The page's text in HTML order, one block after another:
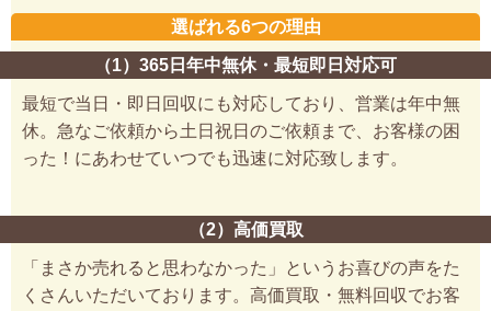
選ばれる6つの理由
（1）365日年中無休・最短即日対応可
最短で当日・即日回収にも対応しており、営業は年中無
休。急なご依頼から土日祝日のご依頼まで、お客様の困
った！にあわせていつでも迅速に対応致します。
（2）高価買取
「まさか売れると思わなかった」というお喜びの声をた
くさんいただいております。高価買取・無料回収でお客